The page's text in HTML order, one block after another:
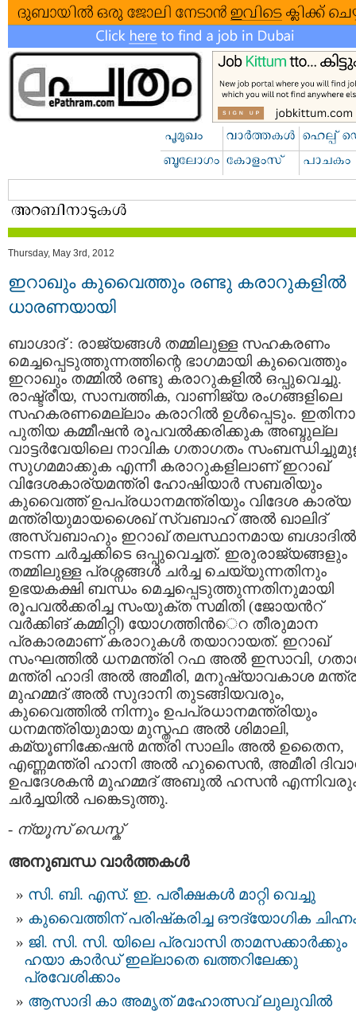
Thursday, May 3rd, 2012
ഇറാഖും കുവൈത്തും രണ്ടു കരാറുകളില്‍
ധാരണയായി
ബാഗ്ദാദ് : രാജ്യങ്ങള്‍ തമ്മിലുള്ള സഹകരണം
മെച്ചപ്പെടുത്തുന്നത്തിന്റെ ഭാഗമായി കുവൈത്തും
ഇറാഖും തമ്മില്‍ രണ്ടു കരാറുകളില്‍ ഒപ്പുവെച്ചു.
രാഷ്ട്രീയ, സാമ്പത്തിക, വാണിജ്യ രംഗങ്ങളിലെ
സഹകരണമെല്ലാം കരാറില്‍ ഉള്‍പ്പെടും.
പുതിയ കമ്മീഷന്‍ രൂപവല്‍ക്കരിക്കുക അബ്ദുല്ല
വാട്ടര്‍വേയിലെ നാവിക ഗതാഗതം
സുഗമമാക്കുക എന്നീ കരാറുകളിലാണ് ഇറാഖ്
വിദേശകാര്യമന്ത്രി ഹോഷിയാര്‍ സബരിയും
കുവൈത്ത് ഉപപ്രധാനമന്ത്രിയും വിദേശ കാര്യ
മന്ത്രിയുമായശൈഖ് സ്വബാഹ് അല്‍ ഖാലിദ്
അസ്വബാഹും ഇറാഖ് തലസ്ഥാനമായ ബഗ്ദാദില്‍
നടന്ന ചര്‍ച്ചക്കിടെ ഒപ്പുവെച്ചത്. ഇരുരാജ്യങ്ങളും
തമ്മിലുള്ള പ്രശ്നങ്ങള്‍ ചര്‍ച്ച ചെയ്യുന്നതിനും
ഉഭയകക്ഷി ബന്ധം മെച്ചപ്പെടുത്തുന്നതിനുമായി
രൂപവല്‍ക്കരിച്ച സംയുക്ത സമിതി (ജോയന്‍റ്
വര്‍ക്കിങ് കമ്മിറ്റി) യോഗത്തിന്‍െറ തീരുമാന
പ്രകാരമാണ് കരാറുകള്‍ തയാറായത്. ഇറാഖ്
സംഘത്തില്‍ ധനമന്ത്രി റഫ അല്‍ ഇസാവി,
മന്ത്രി ഹാദി അല്‍ അമീരി, മനുഷ്യാവകാശ
മുഹമ്മദ് അല്‍ സുദാനി തുടങ്ങിയവരും,
കുവൈത്തില്‍ നിന്നും ഉപപ്രധാനമന്ത്രിയും
ധനമന്ത്രിയുമായ മുസ്തഫ അല്‍ ശിമാലി,
കമ്യൂണിക്കേഷന്‍ മന്ത്രി സാലിം അല്‍ ഉതൈന,
എണ്ണമന്ത്രി ഹാനി അല്‍ ഹുസൈന്‍, അമീരി
ഉപദേശകന്‍ മുഹമ്മദ് അബുല്‍ ഹസന്‍
ചര്‍ച്ചയില്‍ പങ്കെടുത്തു.
- ന്യൂസ് ഡെസ്ക്
അനുബന്ധ വാര്‍ത്തകള്‍
സി. ബി. എസ്. ഇ. പരീക്ഷകൾ മാറ്റി വെച്ചു
കുവൈത്തിന് പരിഷ്‌കരിച്ച ഔദ്യോഗിക
ജി. സി. സി. യിലെ പ്രവാസി താമസക്കാര്‍ക്കും
ഹയാ കാര്‍ഡ് ഇല്ലാതെ ഖത്തറിലേക്കു
പ്രവേശിക്കാം
ആസാദി കാ അമൃത് മഹോത്സവ് ലുലുവിൽ